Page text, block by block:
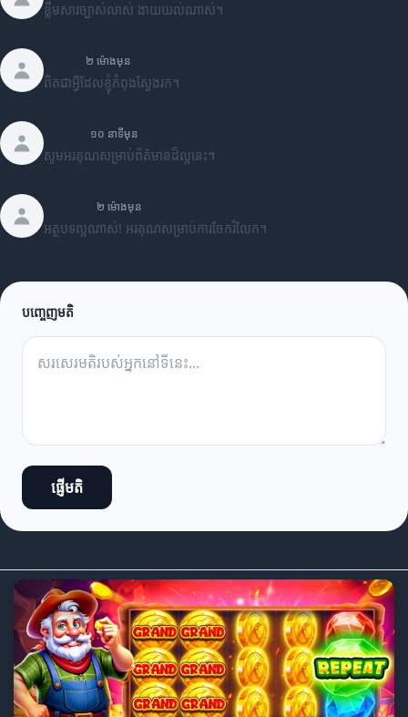
ខ្លឹមសារច្បាស់លាស់ ងាយយល់ណាស់។
២ ម៉ោងមុន
ពិតជាអ្វីដែលខ្ញុំកំពុងស្វែងរក។
១០ នាទីមុន
សូមអរគុណសម្រាប់ព័ត៌មានដ៏ល្អនេះ។
២ ម៉ោងមុន
អត្ថបទល្អណាស់! អរគុណសម្រាប់ការចែករំលែក។
បញ្ចេញមតិ
ផ្ញើមតិ